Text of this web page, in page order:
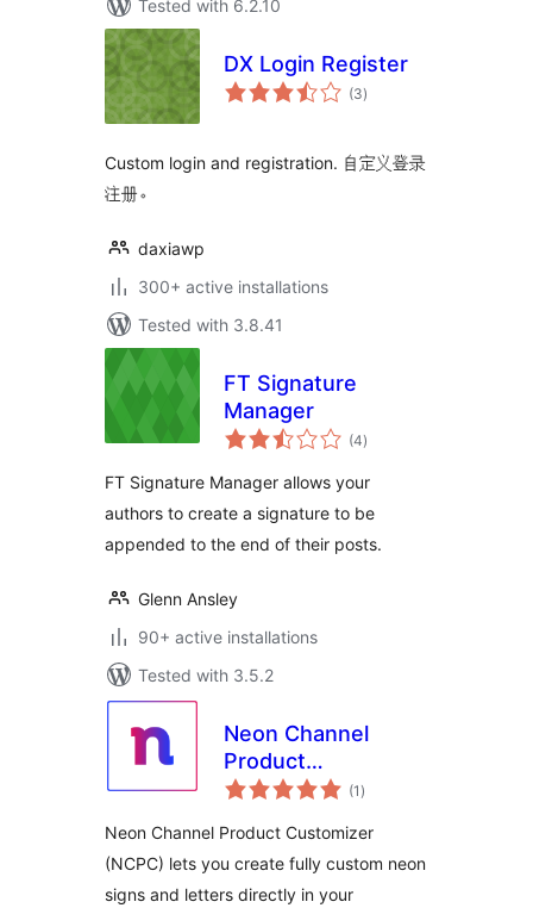
Tested with 6.2.10
DX Login Register
(3total
ratings
)
Custom login and registration. 自定义登录
注册。
daxiawp
300+ active installations
Tested with 3.8.41
FT Signature
Manager
(4total
ratings
)
FT Signature Manager allows your
authors to create a signature to be
appended to the end of their posts.
Glenn Ansley
90+ active installations
Tested with 3.5.2
Neon Channel
Product
Customizer Free
(1 total
ratings
)
Neon Channel Product Customizer
(NCPC) lets you create fully custom neon
signs and letters directly in your